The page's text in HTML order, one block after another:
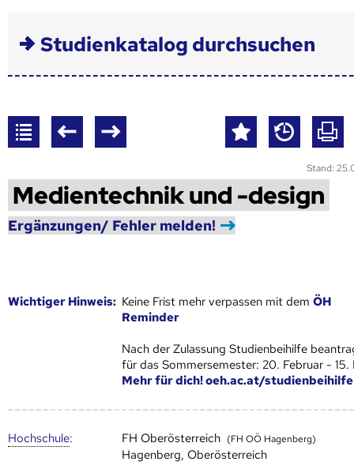
Studienkatalog durchsuchen
Stand:
Medientechnik und -design
Ergänzungen/ Fehler melden!
Wich­ti­ger Hin­weis: Keine Frist mehr verpassen mit demÖH
Reminder
Nach der Zulassung Studienbeihilfe
für das Sommersemester: 20. Februar - 15.
Mehr für dich! oeh.ac.at/studienbeihilfe
Hoch­schule: FH Oberösterreich (FH OÖ Hagenberg)
Hagenberg, Oberösterreich